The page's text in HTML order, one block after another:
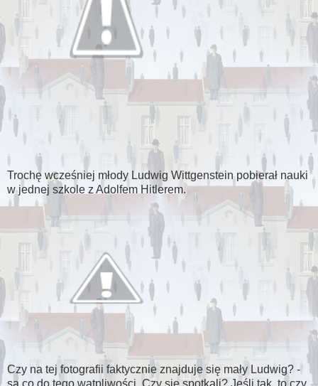
Trochę wcześniej młody Ludwig Wittgenstein pobierał nauki
w jednej szkole z Adolfem Hitlerem.
Czy na tej fotografii faktycznie znajduje się mały Ludwig? -
są co do tego wątpliwości. Czy się spotkali? Jeśli tak, to czy